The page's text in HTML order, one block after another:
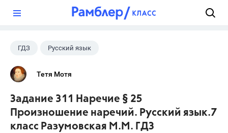
ГДЗ Русский язык
Разумовская М.М.
Тетя Мотя
Задание 311 Наречие § 25
Произношение наречий. Русский язык.7
класс Разумовская М.М. ГДЗ